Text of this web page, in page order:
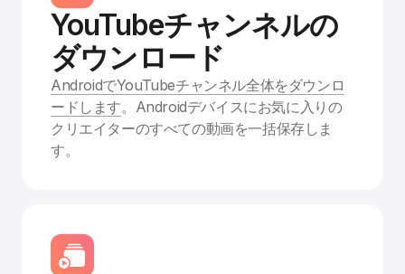
YouTubeチャンネルの
ダウンロード
AndroidでYouTubeチャンネル全体をダウンロ
ードします。Androidデバイスにお気に入りの
クリエイターのすべての動画を一括保存しま
す。